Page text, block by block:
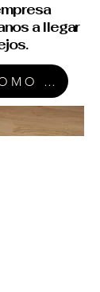
a llegar
COLABORAR COMO EMPRESA